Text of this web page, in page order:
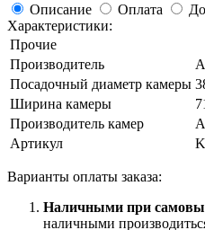
Описание
Оплата
Характеристики:
Прочие
Производитель
Посадочный диаметр камеры
Ширина камеры
Производитель камер
Артикул
Варианты оплаты заказа:
Наличными при
наличными